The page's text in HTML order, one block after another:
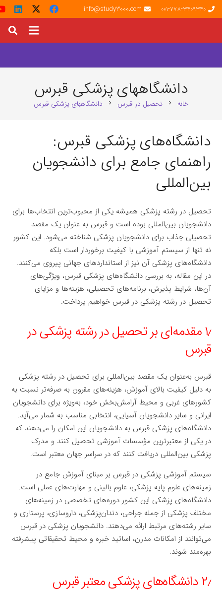
001-778-3409340
info@study3000.com
دانشگاههای پزشکی قبرس
خانه chevron_right تحصیل در قبرس chevron_right دانشگاههای پزشکی قبرس
دانشگاه‌های پزشکی قبرس:
راهنمای جامع برای دانشجویان
بین‌المللی
تحصیل در رشته پزشکی همیشه یکی از محبوب‌ترین انتخاب‌ها برای
دانشجویان بین‌المللی بوده است و قبرس به عنوان یک مقصد
تحصیلی جذاب برای دانشجویان پزشکی شناخته می‌شود. این کشور
نه تنها از سیستم آموزشی با کیفیت برخوردار است بلکه
دانشگاه‌های پزشکی آن نیز از استانداردهای جهانی پیروی می‌کنند.
در این مقاله، به بررسی دانشگاه‌های پزشکی قبرس، ویژگی‌های
آن‌ها، شرایط پذیرش، برنامه‌های تحصیلی، هزینه‌ها و مزایای
تحصیل در رشته پزشکی در قبرس خواهیم پرداخت.
۱٫ مقدمه‌ای بر تحصیل در رشته پزشکی در
قبرس
قبرس به‌عنوان یک مقصد بین‌المللی برای تحصیل در رشته پزشکی
به دلیل کیفیت بالای آموزش، هزینه‌های مقرون به صرفه‌تر نسبت به
کشورهای غربی و محیط آرامش‌بخش خود، به‌ویژه برای دانشجویان
ایرانی و سایر دانشجویان آسیایی، انتخابی مناسب به شمار می‌آید.
دانشگاه‌های پزشکی قبرس به دانشجویان این امکان را می‌دهند که
در یکی از معتبرترین مؤسسات آموزشی تحصیل کنند و مدرک
پزشکی بین‌المللی دریافت کنند که در سراسر جهان معتبر است.
سیستم آموزشی پزشکی در قبرس بر مبنای آموزش جامع در
زمینه‌های علوم پایه پزشکی، علوم بالینی و مهارت‌های عملی است.
دانشگاه‌های پزشکی این کشور دوره‌های تخصصی در زمینه‌های
مختلف پزشکی از جمله جراحی، دندان‌پزشکی، داروسازی، پرستاری و
سایر رشته‌های مرتبط ارائه می‌دهند. دانشجویان پزشکی در قبرس
می‌توانند از امکانات مدرن، اساتید خبره و محیط تحقیقاتی پیشرفته
بهره‌مند شوند.
۲٫ دانشگاه‌های پزشکی معتبر قبرس